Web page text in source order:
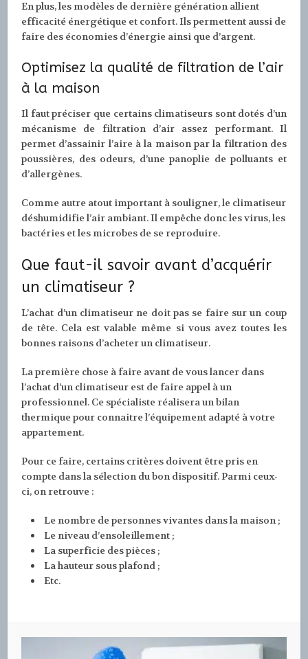
En plus, les modèles de dernière génération allient
efficacité énergétique et confort. Ils permettent aussi de
faire des économies d’énergie ainsi que d’argent.
Optimisez la qualité de filtration de l’air
à la maison
Il faut préciser que certains climatiseurs sont dotés d’un
mécanisme de filtration d’air assez performant. Il
permet d’assainir l’aire à la maison par la filtration des
poussières, des odeurs, d’une panoplie de polluants et
d’allergènes.
Comme autre atout important à souligner, le climatiseur
déshumidifie l’air ambiant. Il empêche donc les virus, les
bactéries et les microbes de se reproduire.
Que faut-il savoir avant d’acquérir
un climatiseur ?
L’achat d’un climatiseur ne doit pas se faire sur un coup
de tête. Cela est valable même si vous avez toutes les
bonnes raisons d’acheter un climatiseur.
La première chose à faire avant de vous lancer dans
l’achat d’un climatiseur est de faire appel à un
professionnel. Ce spécialiste réalisera un bilan
thermique pour connaitre l’équipement adapté à votre
appartement.
Pour ce faire, certains critères doivent être pris en
compte dans la sélection du bon dispositif. Parmi ceux-
ci, on retrouve :
Le nombre de personnes vivantes dans la maison ;
Le niveau d’ensoleillement ;
La superficie des pièces ;
La hauteur sous plafond ;
Etc.